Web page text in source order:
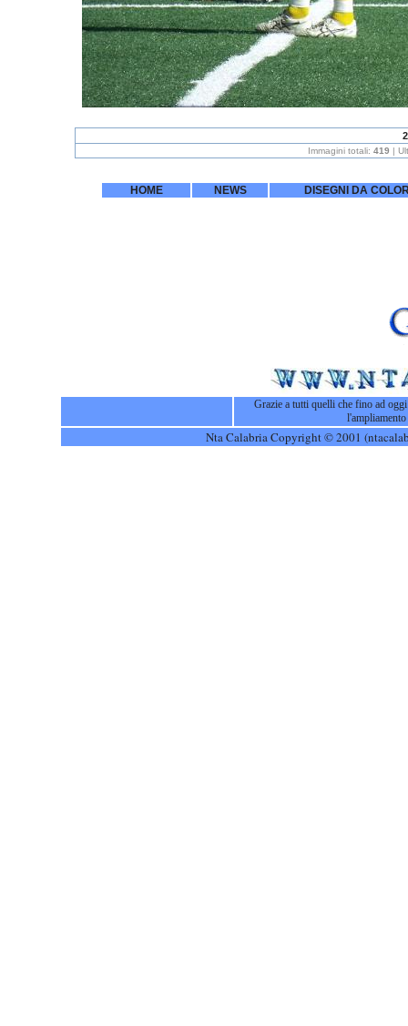
Immagini totali: 419 |
HOME NEWS DISEGNI DA
Grazie a tutti quelli che fino ad
Nta Calabria Copyright © 2001